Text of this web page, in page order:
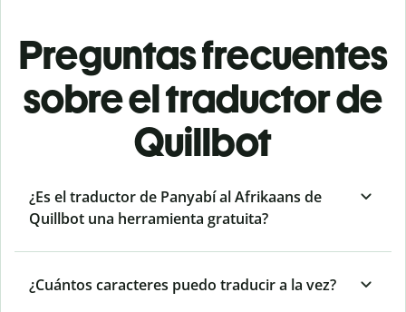
Preguntas frecuentes
sobre el traductor de
Quillbot
¿Es el traductor de Panyabí al Afrikaans de
Quillbot una herramienta gratuita?
¿Cuántos caracteres puedo traducir a la vez?